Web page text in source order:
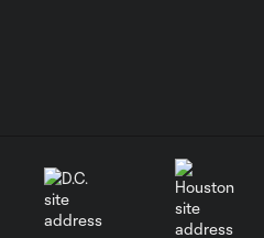
Gol: J. Gallardo vs. SEA, 3'